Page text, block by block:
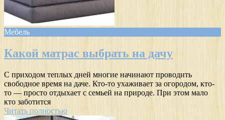
Мебель
Какой матрас выбрать на дачу
С приходом теплых дней многие начинают проводить
свободное время на даче. Кто-то ухаживает за огородом, кто-
то — просто отдыхает с семьей на природе. При этом мало
кто заботится
Читать полностью